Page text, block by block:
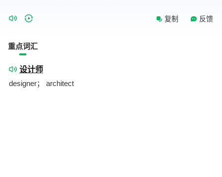
复制 反馈
重点词汇
设计师
designer； architect